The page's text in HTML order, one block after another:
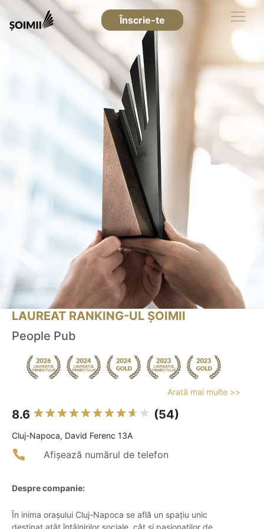
Înscrie-te
LAUREAT RANKING-UL ȘOIMII
People Pub
Arată mai multe >>
8.6 (54)
Cluj-Napoca, David Ferenc 13A
Afișează numărul de telefon
Despre companie:
În inima orașului Cluj-Napoca se află un spațiu unic
destinat atât întâlnirilor sociale, cât și pasionaților de